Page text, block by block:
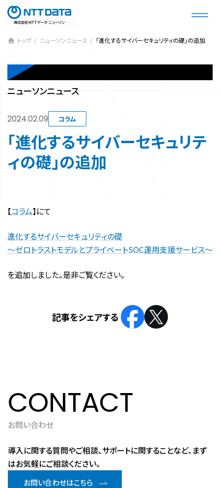
トップ ニューソンニュース 「進化するサイバーセキュリティの礎」の追加
NEWSON NEWS
ニューソンニュース
2024.02.09 コラム
「進化するサイバーセキュリテ
ィの礎」の追加
【コラム】にて
進化するサイバーセキュリティの礎
～ゼロトラストモデルとプライベートSOC運用支援サービス～
を追加しました。是非ご覧ください。
CONTACT
お問い合わせ
導入に関する質問やご相談、サポートに関することなど、まず
はお気軽にご相談ください。
お問い合わせはこちら